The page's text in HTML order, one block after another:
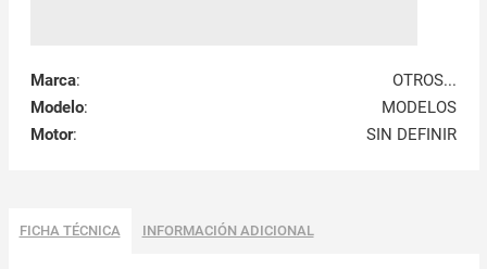
Marca:
OTROS...
Modelo:
MODELOS
Motor: SIN DEFINIR
FICHA TÉCNICA INFORMACIÓN ADICIONAL